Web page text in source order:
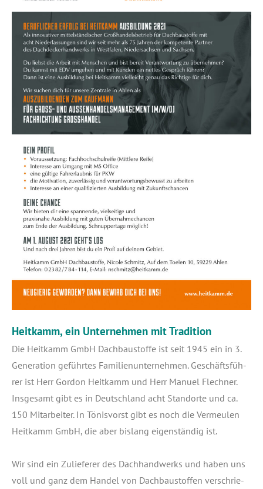
Heitkamm, ein Unternehmen mit Tradition
Die Heit­kamm GmbH Dach­bau­stof­fe ist seit 1945 ein in 3.
Gene­ra­ti­on geführ­tes Fami­li­en­un­ter­neh­men. Geschäfts­füh­
rer ist Herr Gor­don Heit­kamm und Herr Manu­el Flech­ner.
Ins­ge­samt gibt es in Deutsch­land acht Stand­or­te und ca.
150 Mit­ar­bei­ter. In Tönis­vorst gibt es noch die Ver­meu­len
Heit­kamm GmbH, die aber bis­lang eigen­stän­dig ist.
Wir sind ein Zulie­fe­rer des Dach­hand­werks und haben uns
voll und ganz dem Han­del von Dach­bau­stof­fen ver­schrie­